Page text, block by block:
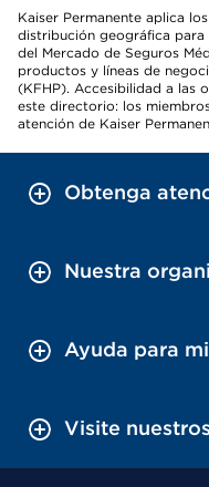
Kaiser Permanente aplica
distribución geográfica para
del Mercado de Seguros
productos y líneas de
(KFHP). Accesibilidad a las
este directorio: los
atención de Kaiser
Obtenga
Nuestra
Ayuda para
Visite